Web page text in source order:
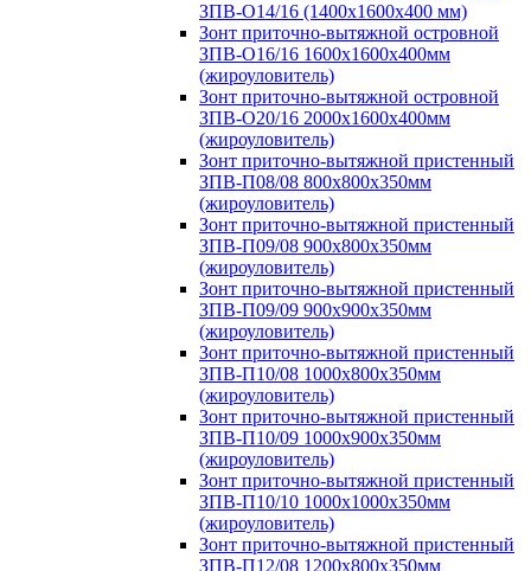
ЗПВ-О14/16 (1400х1600х400 мм)
Зонт приточно-вытяжной островной
ЗПВ-О16/16 1600х1600х400мм
(жироуловитель)
Зонт приточно-вытяжной островной
ЗПВ-О20/16 2000х1600х400мм
(жироуловитель)
Зонт приточно-вытяжной пристенный
ЗПВ-П08/08 800х800х350мм
(жироуловитель)
Зонт приточно-вытяжной пристенный
ЗПВ-П09/08 900х800х350мм
(жироуловитель)
Зонт приточно-вытяжной пристенный
ЗПВ-П09/09 900х900х350мм
(жироуловитель)
Зонт приточно-вытяжной пристенный
ЗПВ-П10/08 1000х800х350мм
(жироуловитель)
Зонт приточно-вытяжной пристенный
ЗПВ-П10/09 1000х900х350мм
(жироуловитель)
Зонт приточно-вытяжной пристенный
ЗПВ-П10/10 1000х1000х350мм
(жироуловитель)
Зонт приточно-вытяжной пристенный
ЗПВ-П12/08 1200х800х350мм